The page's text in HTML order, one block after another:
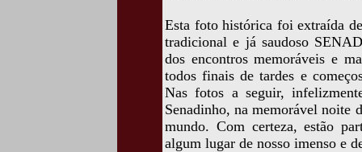
Esta foto histórica foi extraída
tradicional e já saudoso
dos encontros memoráveis e
todos finais de tardes e
Nas fotos a seguir,
Senadinho, na memorável noite
mundo. Com certeza, estão
algum lugar de nosso imenso e